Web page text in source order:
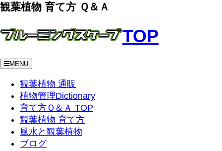
観葉植物 育て方 Ｑ＆Ａ
TOP
MENU
観葉植物 通販
植物管理Dictionary
育て方Ｑ＆Ａ TOP
観葉植物 育て方
風水と観葉植物
ブログ